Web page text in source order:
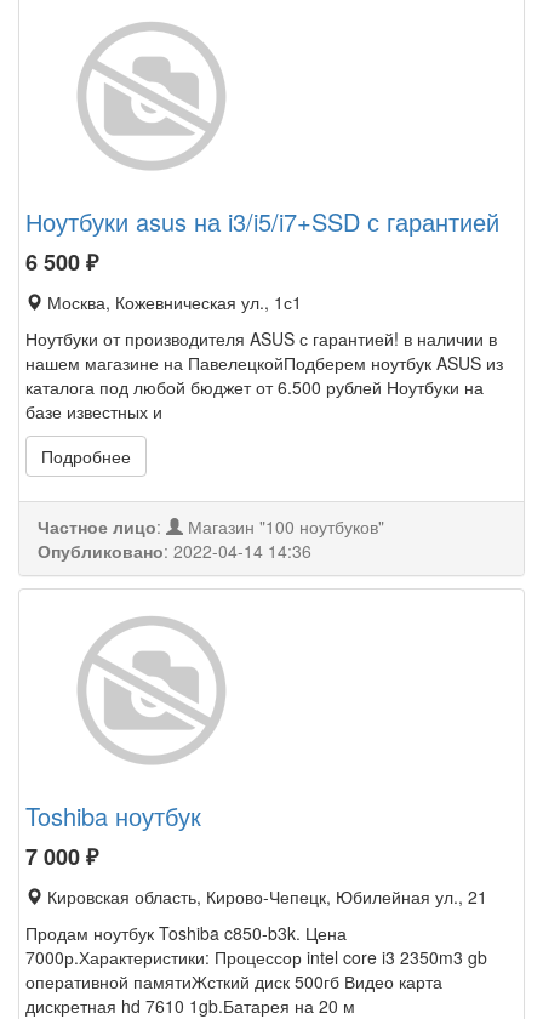
Ноутбуки asus на i3/i5/i7+SSD с гарантией
6 500₽
Москва, Кожевническая ул., 1с1
Ноутбуки от производителя ASUS с гарантией! в наличии в
нашем магазине на ПавелецкойПодберем ноутбук ASUS из
каталога под любой бюджет от 6.500 рублей Ноутбуки на
базе известных и
Подробнее
Частное лицо:
Магазин "100 ноутбуков"
Опубликовано: 2022-04-14 14:36
Toshiba ноутбук
7 000₽
Кировская область, Кирово-Чепецк, Юбилейная ул., 21
Продам ноутбук Toshiba c850-b3k. Цена
7000р.Характеристики: Процессор intel core i3 2350m3 gb
оперативной памятиЖсткий диск 500гб Видео карта
дискретная hd 7610 1gb.Батарея на 20 м